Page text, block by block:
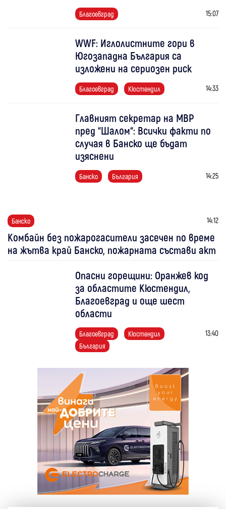
Благоевград 15:07
WWF: Иглолистните гори в
Югозападна България са
изложени на сериозен риск
Благоевград Кюстендил 14:33
Главният секретар на МВР
пред “Шалом“: Всички факти по
случая в Банско ще бъдат
изяснени
Банско България 14:25
Банско 14:12
Комбайн без пожарогасители засечен по време
на жътва край Банско, пожарната състави акт
Опасни горещини: Оранжев код
за областите Кюстендил,
Благоевград и още шест
области
Благоевград
Кюстендил
България
13:40